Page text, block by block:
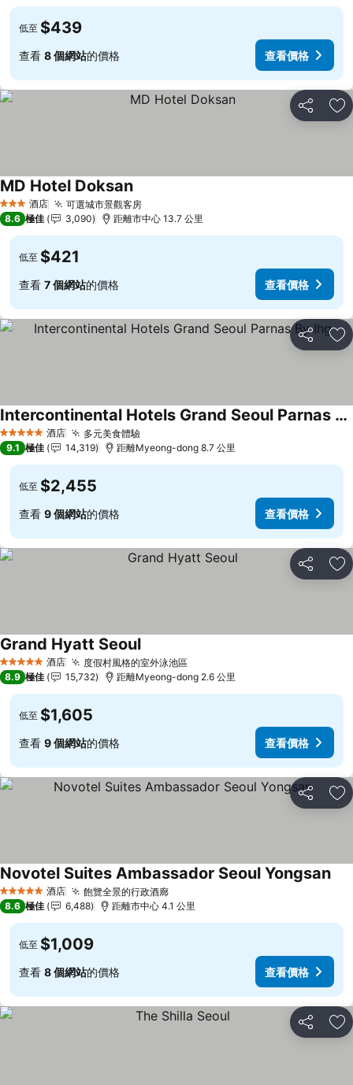
低至 $439
查看 8 個網站的價格 查看價格
分享 放
3 星級 酒店 可選城市景觀客房
MD Hotel Doksan
8.6 極佳 3,090 距離市中心 13.7 公里
低至 $421
查看 7 個網站的價格 查看價格
分享 放
5 星級 酒店 多元美食體驗
Intercontinental Hotels Grand Seoul Parnas By Ihg
9.1 極佳 14,319 距離Myeong-dong 8.7 公里
低至 $2,455
查看 9 個網站的價格 查看價格
分享 放
5 星級 酒店 度假村風格的室外泳池區
Grand Hyatt Seoul
8.9 極佳 15,732 距離Myeong-dong 2.6 公里
低至 $1,605
查看 9 個網站的價格 查看價格
分享 放
5 星級 酒店 飽覽全景的行政酒廊
Novotel Suites Ambassador Seoul Yongsan
8.6 極佳 6,488 距離市中心 4.1 公里
低至 $1,009
查看 8 個網站的價格 查看價格
分享 放